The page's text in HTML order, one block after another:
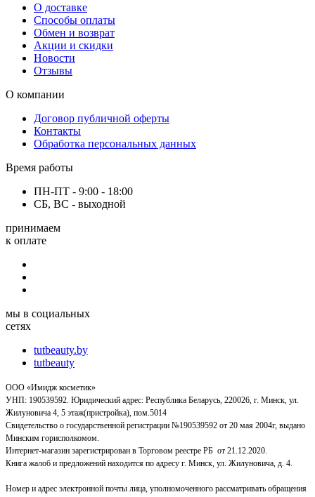
О доставке
Способы оплаты
Обмен и возврат
Акции и скидки
Новости
Отзывы
О компании
Договор публичной оферты
Контакты
Обработка персональных данных
Время работы
ПН-ПТ - 9:00 - 18:00
СБ, ВС - выходной
принимаем
к оплате
мы в социальных
сетях
tutbeauty.by
tutbeauty
ООО «Имидж косметик»
УНП: 190539592. Юридический адрес: Республика Беларусь, 220026, г. Минск, ул.
Жилуновича 4, 5 этаж(пристройка), пом.5014
Свидетельство о государственной регистрации №190539592 от 20 мая 2004г, выдано
Минским горисполкомом.
Интернет-магазин зарегистрирован в Торговом реестре РБ от 21.12.2020.
Книга жалоб и предложений находится по адресу г. Минск, ул. Жилуновича, д. 4.
Номер и адрес электронной почты лица, уполномоченного рассматривать обращения